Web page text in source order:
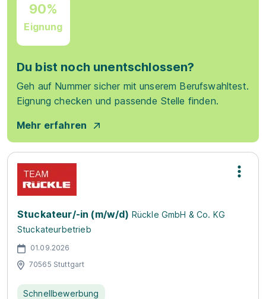
90%
Eignung
Du bist noch unentschlossen?
Geh auf Nummer sicher mit unserem Berufswahltest.
Eignung checken und passende Stelle finden.
Mehr erfahren
Stuckateur/-in (m/w/d) Rückle GmbH & Co. KG
Stuckateurbetrieb
01.09.2026
70565 Stuttgart
Schnellbewerbung